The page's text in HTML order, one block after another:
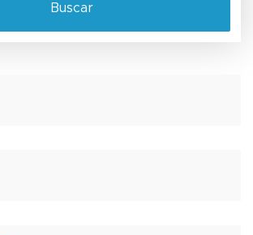
Buscar